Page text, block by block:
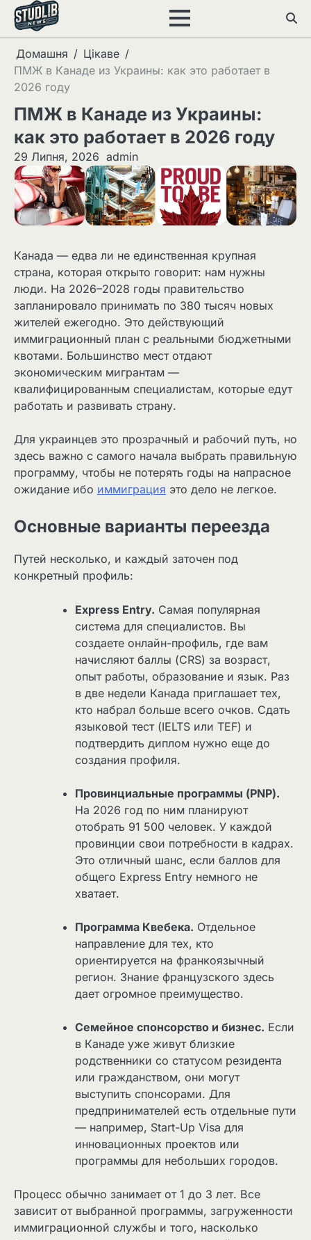
Перейти
вмісту
Домашня
Цікаве
ПМЖ в Канаде из Украины: как это работает в
2026 году
ПМЖ в Канаде из Украины:
как это работает в 2026 году
29 Липня, 2026 admin
Канада — едва ли не единственная крупная
страна, которая открыто говорит: нам нужны
люди. На 2026–2028 годы правительство
запланировало принимать по 380 тысяч новых
жителей ежегодно. Это действующий
иммиграционный план с реальными бюджетными
квотами. Большинство мест отдают
экономическим мигрантам —
квалифицированным специалистам, которые едут
работать и развивать страну.
Для украинцев это прозрачный и рабочий путь, но
здесь важно с самого начала выбрать правильную
программу, чтобы не потерять годы на напрасное
ожидание ибо иммиграция это дело не легкое.
Основные варианты переезда
Путей несколько, и каждый заточен под
конкретный профиль:
Express Entry. Самая популярная
система для специалистов. Вы
создаете онлайн-профиль, где вам
начисляют баллы (CRS) за возраст,
опыт работы, образование и язык. Раз
в две недели Канада приглашает тех,
кто набрал больше всего очков. Сдать
языковой тест (IELTS или TEF) и
подтвердить диплом нужно еще до
создания профиля.
Провинциальные программы (PNP).
На 2026 год по ним планируют
отобрать 91 500 человек. У каждой
провинции свои потребности в кадрах.
Это отличный шанс, если баллов для
общего Express Entry немного не
хватает.
Программа Квебека. Отдельное
направление для тех, кто
ориентируется на франкоязычный
регион. Знание французского здесь
дает огромное преимущество.
Семейное спонсорство и бизнес. Если
в Канаде уже живут близкие
родственники со статусом резидента
или гражданством, они могут
выступить спонсорами. Для
предпринимателей есть отдельные пути
— например, Start-Up Visa для
инновационных проектов или
программы для небольших городов.
Процесс обычно занимает от 1 до 3 лет. Все
зависит от выбранной программы, загруженности
иммиграционной службы и того, насколько